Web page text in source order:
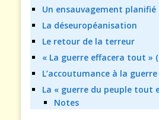
Un ensauvagement planifié
La déseuropéanisation
Le retour de la terreur
« La guerre effacera tout »
L’accoutumance à la guerre
La « guerre du peuple tout
Notes